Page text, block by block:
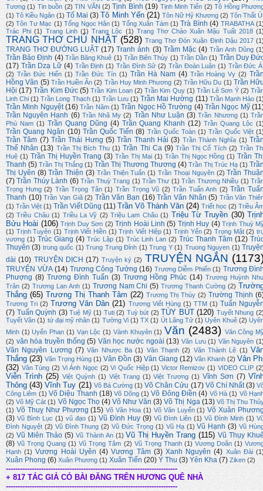
Tương (1) Tin buồn (2) TIN VĂN (2) Tịnh Bình (19) Tịnh Minh Tiến (2) Tô Hồng
(1) Tô Kiều Ngân (1) Tố Mai (3) Tô Minh Yến (21) Tôn Nữ Hỷ Khương (2) Tôn Thất
(2) Tôn Tư Mạc (1) Tống Ngọc Hân (1) Tống Xuân Tám (1) Trà Bình (4) TRABATHA
Trác Phi (1) Trang Linh (1) Trang Lộc (1) Trang Thơ Chào Xuân Mậu Tuất 2018
TRANG THƠ CHỦ NHẬT (528) Trang Thơ Đón Xuân Đinh Dậu 2017
TRANG THƠ ĐƯỜNG LUẬT (17) Tranh ảnh (3) Trầm Mặc (4) Trần Anh Dũng
Trần Bảo Định (4) Trần Băng Khuê (1) Trần Biên Thùy (1) Trần Dần (1) Trần Duy
(17) Trần Dzạ Lữ (4) Trần Định (1) Trần Đình Sử (2) Trần Đoàn Luận (1) Trần Đức
(2) Trần Đức Hiển (1) Trần Đức Tín (1) Trần Hà Nam (4) Trần Hoàng Vy (2)
Hồng Vân (5) Trần Huiền Ân (2) Trần Huy Minh Phương (2) Trần Hữu Du (1) Trần
Hội (17) Trần Kim Đức (5) Trần Kim Loan (2) Trần Kim Quy (1) Trần Lê Sơn Ý (2)
Linh Chi (1) Trần Long Thạch (1) Trần Lưu (1) Trần Mai Hường (11) Trần Mạnh Hảo
Trần Minh Nguyệt (16) Trần Năm (1) Trần Ngọc Hồ Trường (4) Trần Ngọc Mỹ
Trần Nguyên Hạnh (6) Trần Nhã My (2) Trần Như Luận (3) Trần Nhương (1)
Phù Nam (1) Trần Quang Dũng (4) Trần Quang Khanh (12) Trần Quang Lộc
Trần Quang Ngân (10) Trần Quốc Tiến (8) Trần Quốc Toàn (1) Trần Quốc Việt
Trần Tâm (7) Trần Thái Hưng (5) Trần Thanh Hải (3) Trần Thành Nghĩa (1)
Thế Nhân (13) Trần Thị Bích Thu (1) Trần Thi Ca (9) Trần Thị Cổ Tích (2) Trần
Huệ (1) Trần Thị Huyền Trang (3) Trần Thị Mai (1) Trần Thị Ngọc Hồng (1) Trần
Thanh (5) Trần Thị Thắng (1) Trần Thị Thương Thương (4) Trần Thị Trúc Hạ (1)
Thị Uyên (8) Trần Thiện (3) Trần Thiện Tuấn (1) Trần Thoại Nguyên (2) Trần
(7) Trần Thúy Lành (6) Trần Thuỳ Trang (1) Trần Thư (1) Trần Thương Nhiều (1)
Trọng Hưng (2) Trần Trọng Tân (1) Trần Trọng Vũ (2) Trần Tuấn Anh (2) Trần
Thanh (10) Trần Vạn Giã (2) Trần Văn Bạn (16) Trần Văn Nhân (5) Trần Văn
(1) Trần Việt (1) Trần Viết Dũng (11) Trần Võ Thành Văn (24) Triết học (2) Triều
(2) Triều Châu (1) Triều La Vỹ (2) Triệu Lam Châu (1) Triệu Từ Truyền (30)
Bửu Hoài (106) Trịnh Duy Sơn (2) Trịnh Hoài Linh (5) Trịnh Huy (4) Trịnh Thuỳ
(1) Trịnh Tuyên (1) Trịnh Viết Hiền (1) Trịnh Viết Hiệp (1) Trịnh Yến (2) Trọng Mật (2)
vương (1) Trúc Giang (4) Trúc Lập (1) Trúc Linh Lan (2) Trúc Thanh Tâm (12)
Thuyên (3) trung quốc (1) Trung Trung Đỉnh (1) Trung Y (1) Truong Nguyen (1)
dài (10) TRUYỆN DỊCH (17) Truyện ký (2) TRUYỆN NGẮN
TRUYỆN VỪA (14) Trương Công Tưởng (16) Trương Diễm Phiến (1) Trương
Phượng (8) Trương Đình Tuấn (3) Trương Hồng Phúc (14) Trương Huỳnh
Trân (2) Trương Lan Anh (1) Trương Nam Chi (5) Trương Thanh Cường (2)
Thắng (65) Trương Thị Thanh Tâm (22) Trương Thị Thúy (2) Trường Thịnh
Trương Tri (2) Trương Văn Dân (21) Trương Viết Hùng (1) TTM (1) Tuấn
(7) Tuấn Quỳnh (3) Tuệ Mỹ (1) Tuti (2) Tuỳ bút (2) TÙY BÚT (120) Tuyết Nhung
Tuyết Vân (1) tứ đại mỹ nhân (1) Tường Vi (1) TX (1) Út Lãng Tử (1) Uyên Khuê (2)
Minh (1) Uyển Phan (1) Vạn Lộc (1) Vành Khuyên (1) Văn (2483) Văn Công
(2) văn hóa truyền thống (5) Văn học nước ngoài (13) Văn Lưu (1) Văn Nguyên
Văn Nguyên Lương (7) Văn Nhược Ba (1) Văn Thạnh (2) Văn Thành Lê (1)
Thắng (23) Văn Trọng Hùng (1) Vân Đồn (3) Vân Giang (12) Vân Khanh (2) Vân
(32) Vân Tùng (2) Vi Ánh Ngọc (2) Vi Quốc Hiệp (1) Victor Remizov (1) VIDEO CLIP
Viễn Trình (25) Việt Quỳnh (1) Việt Trang (1) Việt Trương (1) Vĩnh Sơn (7)
Thông (43) Vĩnh Tuy (21) Võ Bá Cường (1) Võ Chân Cửu (17) Võ Chí Nhất (3)
Công Liêm (1) Võ Diệu Thanh (18) Võ Dõng (1) Võ Đông Điền (4) Võ Hà (1) Võ
(2) Võ Mỹ Cát (1) Võ Ngọc Thọ (4) Võ Như Văn (3) Võ Thị Nga (13) Võ Thị Thu
(1) Võ Thuỵ Như Phương (15) Võ Văn Hoa (1) Võ Văn Luyến (1) Võ Xuân
(3) Vũ Bình Lục (1) vũ đạo (1) Vũ Đình Huy (9) Vũ Đình Liên (1) Vũ Đình Minh (1)
Đình Nguyệt (2) Vũ Đình Thung (2) Vũ Đức Trọng (1) Vũ Hạ (1) Vũ Hạnh (3) Vũ
(2) Vũ Miên Thảo (5) Vũ Thành An (1) Vũ Thị Huyền Trang (115) Vũ Thụy
(8) Vũ Trọng Quang (1) Vũ Trọng Tâm (2) Vũ Trọng Thanh (1) Vương Doãn (1)
Hạnh (1) Vương Hoài Uyên (4) Vương Tâm (3) Xanh Nguyên (4) Xuân Đài
Xuân Phong (6) Xuân Phương (1) Xuân Tiến (20) Ý Thu (3) Yên Kha (7) Ziken (2)
-------------------------------------------------------------------------
+ 817 TÁC GIẢ CÓ BÀI ĐĂNG TRÊN HƯƠNG QUÊ NHÀ
-------------------------------------------------------------------------